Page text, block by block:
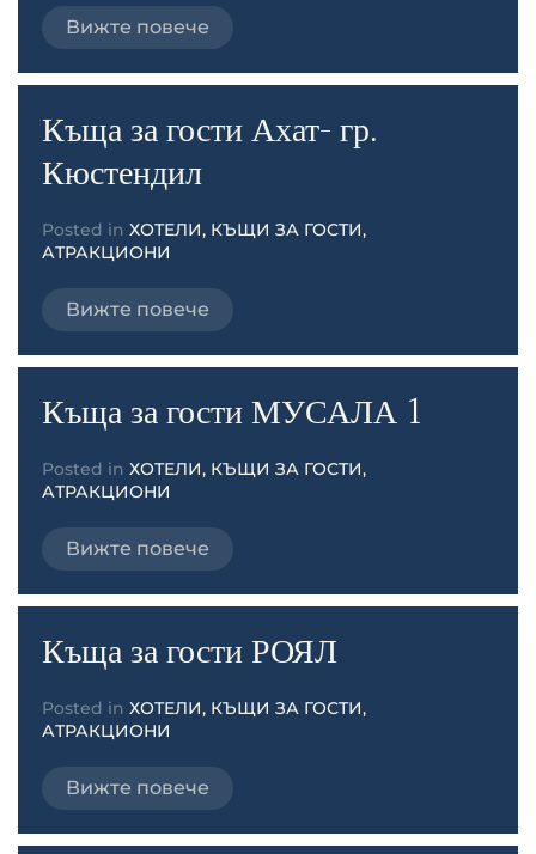
Вижте повече
Къща за гости Ахат- гр.
Кюстендил
Posted in ХОТЕЛИ, КЪЩИ ЗА ГОСТИ,
АТРАКЦИОНИ
Вижте повече
Къща за гости МУСАЛА 1
Posted in ХОТЕЛИ, КЪЩИ ЗА ГОСТИ,
АТРАКЦИОНИ
Вижте повече
Къща за гости РОЯЛ
Posted in ХОТЕЛИ, КЪЩИ ЗА ГОСТИ,
АТРАКЦИОНИ
Вижте повече